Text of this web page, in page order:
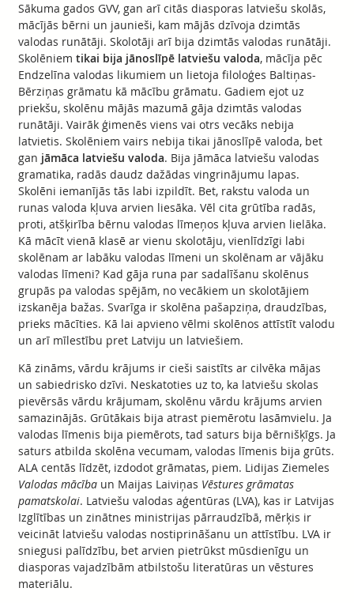
Sākuma gados GVV, gan arī citās diasporas latviešu skolās,
mācījās bērni un jaunieši, kam mājās dzīvoja dzimtās
valodas runātāji. Skolotāji arī bija dzimtās valodas runātāji.
Skolēniem tikai bija jānoslīpē latviešu valoda, mācīja pēc
Endzelīna valodas likumiem un lietoja filoloģes Baltiņas-
Bērziņas grāmatu kā mācību grāmatu. Gadiem ejot uz
priekšu, skolēnu mājās mazumā gāja dzimtās valodas
runātāji. Vairāk ģimenēs viens vai otrs vecāks nebija
latvietis. Skolēniem vairs nebija tikai jānoslīpē valoda, bet
gan jāmāca latviešu valoda. Bija jāmāca latviešu valodas
gramatika, radās daudz dažādas vingrinājumu lapas.
Skolēni iemanījās tās labi izpildīt. Bet, rakstu valoda un
runas valoda kļuva arvien liesāka. Vēl cita grūtība radās,
proti, atšķirība bērnu valodas līmeņos kļuva arvien lielāka.
Kā mācīt vienā klasē ar vienu skolotāju, vienlīdzīgi labi
skolēnam ar labāku valodas līmeni un skolēnam ar vājāku
valodas līmeni? Kad gāja runa par sadalīšanu skolēnus
grupās pa valodas spējām, no vecākiem un skolotājiem
izskanēja bažas. Svarīga ir skolēna pašapziņa, draudzības,
prieks mācīties. Kā lai apvieno vēlmi skolēnos attīstīt valodu
un arī mīlestību pret Latviju un latviešiem.
Kā zināms, vārdu krājums ir cieši saistīts ar cilvēka mājas
un sabiedrisko dzīvi. Neskatoties uz to, ka latviešu skolas
pievērsās vārdu krājumam, skolēnu vārdu krājums arvien
samazinājās. Grūtākais bija atrast piemērotu lasāmvielu. Ja
valodas līmenis bija piemērots, tad saturs bija bērnišķīgs. Ja
saturs atbilda skolēna vecumam, valodas līmenis bija grūts.
ALA centās līdzēt, izdodot grāmatas, piem. Lidijas Ziemeles
Valodas mācībaun Maijas Laiviņas Vēstures grāmatas
pamatskolai. Latviešu valodas aģentūras (LVA), kas ir Latvijas
Izglītības un zinātnes ministrijas pārraudzībā, mērķis ir
veicināt latviešu valodas nostiprināšanu un attīstību. LVA ir
sniegusi palīdzību, bet arvien pietrūkst mūsdienīgu un
diasporas vajadzībām atbilstošu literatūras un vēstures
materiālu.